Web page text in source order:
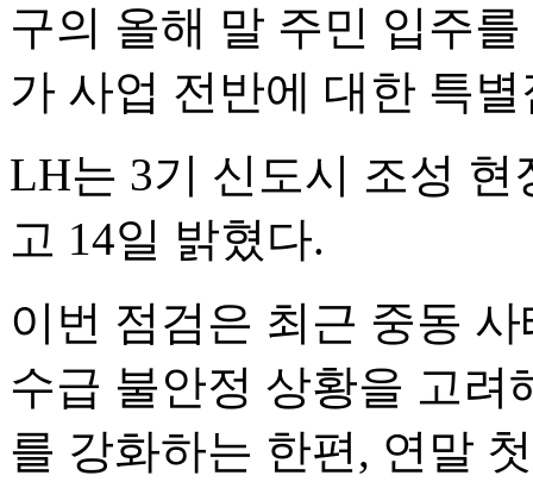
구의 올해 말 주민 입주
가 사업 전반에 대한 특
LH는 3기 신도시 조성
고 14일 밝혔다.
이번 점검은 최근 중동
수급 불안정 상황을 고려
를 강화하는 한편, 연말